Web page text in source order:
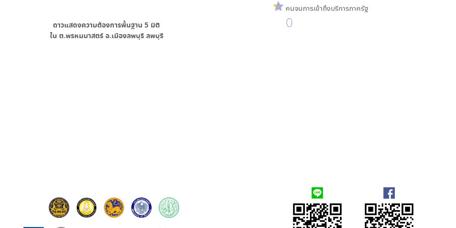
ดาวแสดงความต้องการพื้นฐาน 5 มิติ
ใน ต.พรหมมาสตร์ อ.เมืองลพบุรี ลพบุรี
คนจนการเข้าถึงบริการภาครัฐ
0